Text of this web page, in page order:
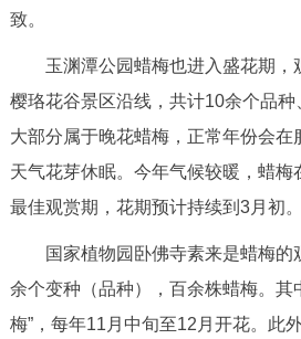
ITALIANO
致。
玉渊潭公园蜡梅也进入盛花期，
樱珞花谷景区沿线，共计10余个品
大部分属于晚花蜡梅，正常年份会在
天气花芽休眠。今年气候较暖，蜡梅
最佳观赏期，花期预计持续到3月初。
国家植物园卧佛寺素来是蜡梅的
余个变种（品种），百余株蜡梅。其
梅”，每年11月中旬至12月开花。此